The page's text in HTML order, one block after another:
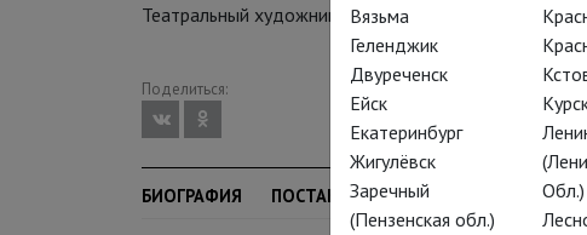
Театральный художник
Поделиться:
БИОГРАФИЯ ПОСТАНОВКИ БИЛЕТЫ СЕЗОН
Вязьма
Геленджик
Двуреченск
Ейск
Екатеринбург
Жигулёвск
Заречный
(Пензенская обл.)
Обл.)